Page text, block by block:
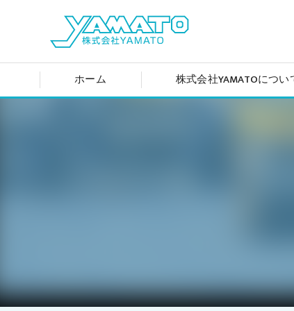
ホーム 株式会社YAMATOについ